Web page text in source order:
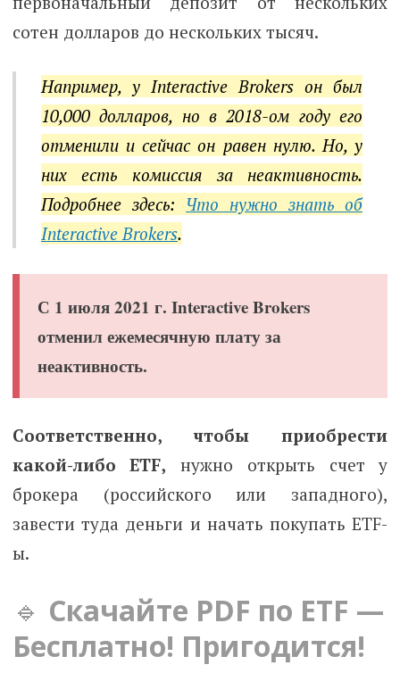
сотен долларов до нескольких тысяч.
Например, у Interactive Brokers он был
10,000 долларов, но в 2018-ом году его
отменили и сейчас он равен нулю. Но, у
них есть комиссия за неактивность.
Подробнее здесь: Что нужно знать об
Interactive Brokers.
С 1 июля 2021 г. Interactive Brokers
отменил ежемесячную плату за
неактивность.
Соответственно, чтобы приобрести
какой-либо ETF, нужно открыть счет у
брокера (российского или западного),
завести туда деньги и начать покупать ETF-
ы.
🔹 Скачайте PDF по ETF —
Бесплатно! Пригодится!